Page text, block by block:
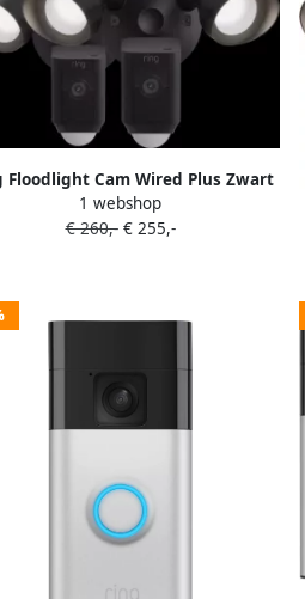
Floodlight Cam Wired Plus Zwart
Duo-pack
1 webshop
€ 260,-€ 255,-